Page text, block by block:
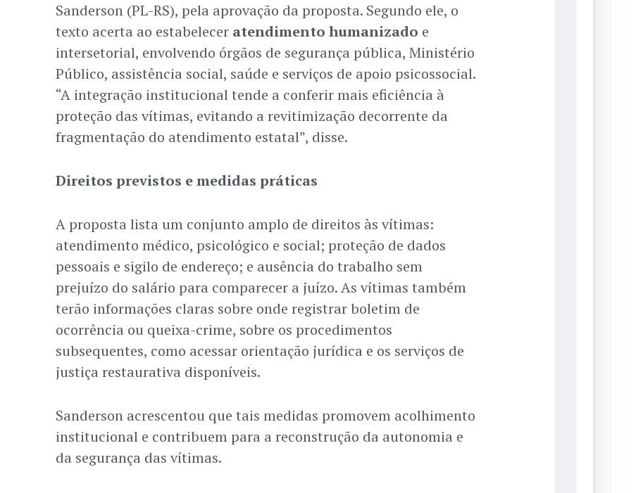
Sanderson (PL-RS), pela aprovação da proposta. Segundo ele, o
texto acerta ao estabelecer atendimento humanizado e
intersetorial, envolvendo órgãos de segurança pública, Ministério
Público, assistência social, saúde e serviços de apoio psicossocial.
“A integração institucional tende a conferir mais eficiência à
proteção das vítimas, evitando a revitimização decorrente da
fragmentação do atendimento estatal”, disse.
Direitos previstos e medidas práticas
A proposta lista um conjunto amplo de direitos às vítimas:
atendimento médico, psicológico e social; proteção de dados
pessoais e sigilo de endereço; e ausência do trabalho sem
prejuízo do salário para comparecer a juízo. As vítimas também
terão informações claras sobre onde registrar boletim de
ocorrência ou queixa-crime, sobre os procedimentos
subsequentes, como acessar orientação jurídica e os serviços de
justiça restaurativa disponíveis.
Sanderson acrescentou que tais medidas promovem acolhimento
institucional e contribuem para a reconstrução da autonomia e
da segurança das vítimas.